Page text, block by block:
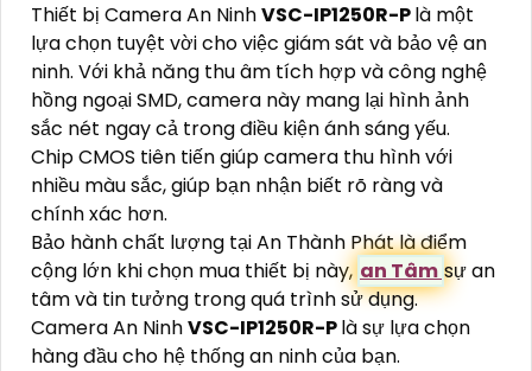
Thiết bị Camera An NinhVSC-IP1250R-Plà một
lựa chọn tuyệt vời cho việc giám sát và bảo vệ an
ninh. Với khả năng thu âm tích hợp và công nghệ
hồng ngoại SMD, camera này mang lại hình ảnh
sắc nét ngay cả trong điều kiện ánh sáng yếu.
Chip CMOS tiên tiến giúp camera thu hình với
nhiều màu sắc, giúp bạn nhận biết rõ ràng và
chính xác hơn.
Bảo hành chất lượng tại An Thành Phát là điểm
cộng lớn khi chọn mua thiết bị này, an Tâm sự an
tâm và tin tưởng trong quá trình sử dụng.
Camera An NinhVSC-IP1250R-Plà sự lựa chọn
hàng đầu cho hệ thống an ninh của bạn.